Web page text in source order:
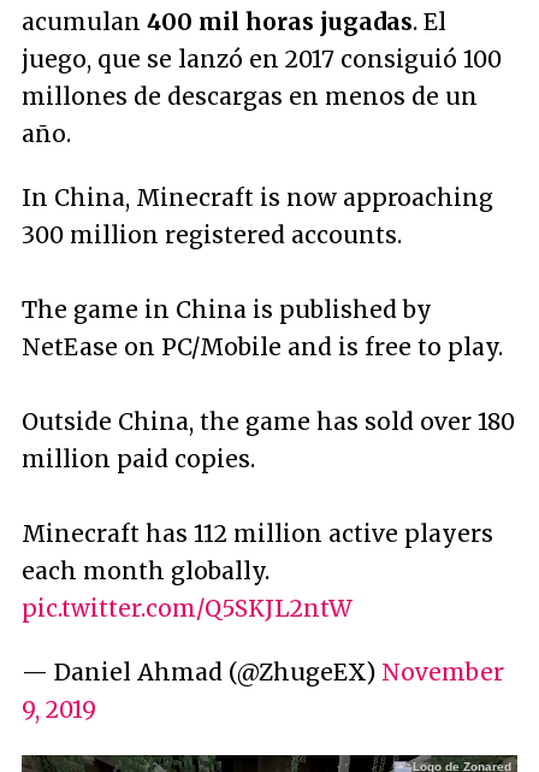
acumulan 400 mil horas jugadas. El
juego, que se lanzó en 2017 consiguió 100
millones de descargas en menos de un
año.
In China, Minecraft is now approaching
300 million registered accounts.
The game in China is published by
NetEase on PC/Mobile and is free to play.
Outside China, the game has sold over 180
million paid copies.
Minecraft has 112 million active players
each month globally.
pic.twitter.com/Q5SKJL2ntW
— Daniel Ahmad (@ZhugeEX) November
9, 2019